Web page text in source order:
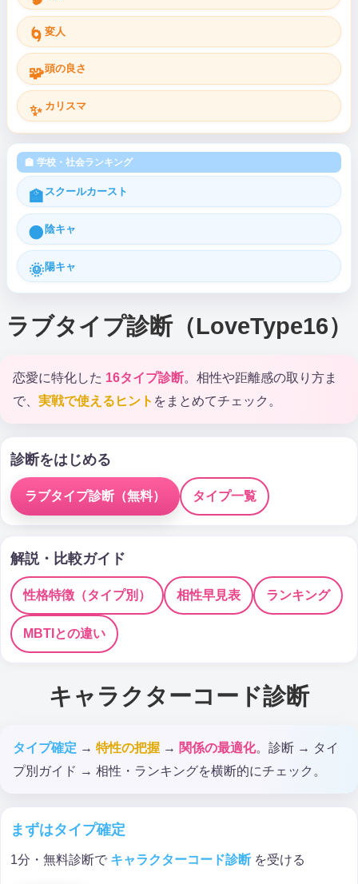
🌀 変人
🧩頭の良さ
✨ カリスマ
🏫 学校・社会ランキング
🏫 スクールカースト
🌑 陰キャ
🌞陽キャ
ラブタイプ診断（LoveType16）
恋愛に特化した 16タイプ診断。相性や距離感の取り方ま
で、 実戦で使えるヒント をまとめてチェック。
診断をはじめる
ラブタイプ診断（無料） タイプ一覧
解説・比較ガイド
性格特徴（タイプ別） 相性早見表 ランキング
MBTIとの違い
キャラクターコード診断
タイプ確定 → 特性の把握 → 関係の最適化。診断 → タイ
プ別ガイド → 相性・ランキングを横断的にチェック。
まずはタイプ確定
1分・無料診断で キャラクターコード診断 を受ける